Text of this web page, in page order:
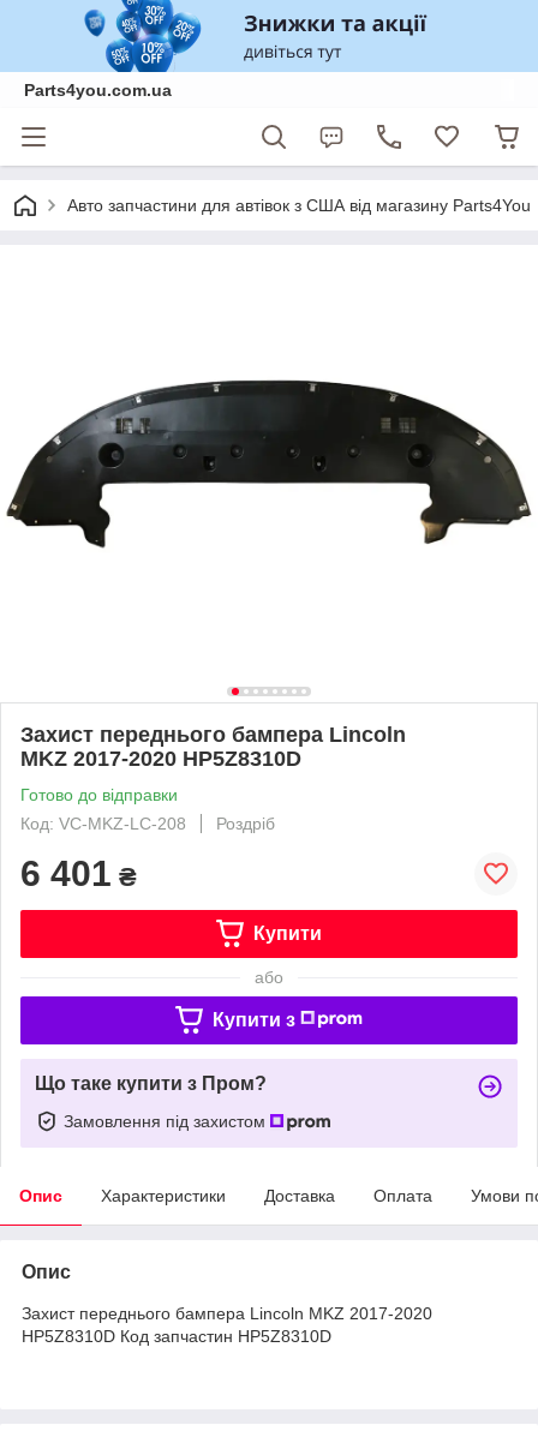
Parts4you.com.ua
Авто запчастини для автівок з США від магазину Parts4You
Захист переднього бампера Lincoln
MKZ 2017-2020 HP5Z8310D
Готово до відправки
Код: VC-MKZ-LC-208
Роздріб
6 401 ₴
Купити
або
Купити з
Що таке купити з Пром?
Замовлення під захистом
Опис Характеристики Доставка Оплата Умови
Опис
Захист переднього бампера Lincoln MKZ 2017-2020
HP5Z8310D Код запчастин HP5Z8310D